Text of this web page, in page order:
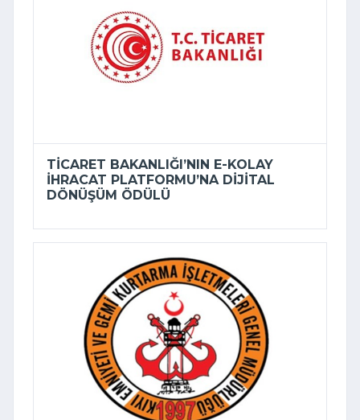
TICARET BAKANLIĞI’NIN E-KOLAY
İHRACAT PLATFORMU’NA DIJITAL
DÖNÜŞÜM ÖDÜLÜ